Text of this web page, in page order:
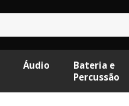
Áudio
Bateria e
Percussão